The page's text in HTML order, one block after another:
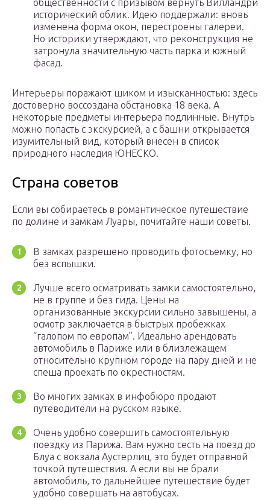
общественности с призывом вернуть Вилландри
исторический облик. Идею поддержали: вновь
изменена форма окон, перестроены галереи.
Но историки утверждают, что реконструкция не
затронула значительную часть парка и южный
фасад.
Интерьеры поражают шиком и изысканностью: здесь
достоверно воссоздана обстановка 18 века. А
некоторые предметы интерьера подлинные. Внутрь
можно попасть с экскурсией, а с башни открывается
изумительный вид, который внесен в список
природного наследия ЮНЕСКО.
Страна советов
Если вы собираетесь в романтическое путешествие
по долине и замкам Луары, почитайте наши советы.
В замках разрешено проводить фотосъемку, но
без вспышки.
Лучше всего осматривать замки самостоятельно,
не в группе и без гида. Цены на
организованные экскурсии сильно завышены, а
осмотр заключается в быстрых пробежках
“галопом по европам”. Идеально арендовать
автомобиль в Париже или в близлежащем
относительно крупном городе на пару дней и не
спеша проехать по окрестностям.
Во многих замках в инфобюро продают
путеводители на русском языке.
Очень удобно совершить самостоятельную
поездку из Парижа. Вам нужно сесть на поезд до
Блуа с вокзала Аустерлиц, это будет отправной
точкой путешествия. А если вы не брали
автомобиль, то дальнейшее путешествие будет
удобно совершать на автобусах.